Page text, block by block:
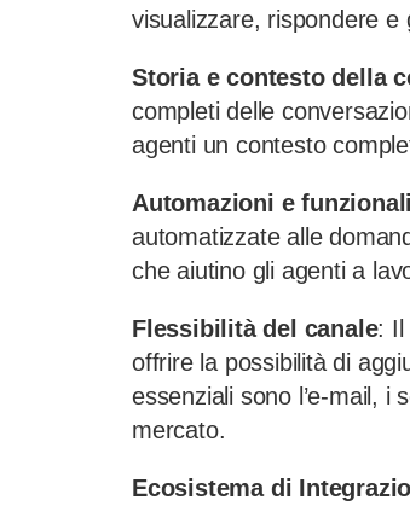
visualizzare, rispondere
Storia e contesto della
completi delle
agenti un contesto
Automazioni e
automatizzate alle
che aiutino gli agenti a
Flessibilità del canale: Il
offrire la possibilità di
essenziali sono l’e-mail, i
mercato.
Ecosistema di